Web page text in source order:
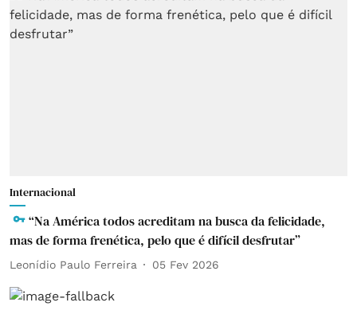
Internacional
“Na América todos acreditam na busca da felicidade,
mas de forma frenética, pelo que é difícil desfrutar”
Leonídio Paulo Ferreira 05 Fev 2026